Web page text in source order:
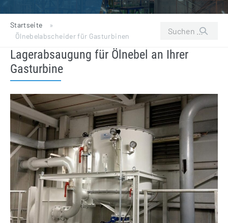
Startseite
»
Ölnebelabscheider für Gasturbinen
Suchen
Lagerabsaugung für Ölnebel an Ihrer
Gasturbine